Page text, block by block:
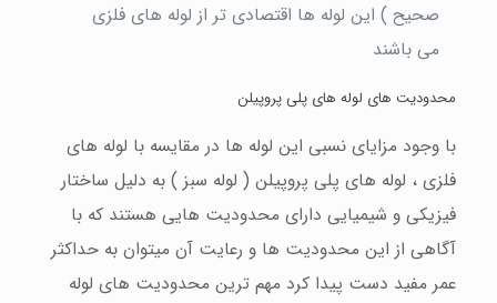
صحیح ) این لوله ها اقتصادی تر از لوله های فلزی
می باشند
محدودیت های لوله های پلی پروپیلن
با وجود مزایای نسبی این لوله ها در مقایسه با لوله های
فلزی ، لوله های پلی پروپیلن ( لوله سبز ) به دلیل ساختار
فیزیکی و شیمیایی دارای محدودیت هایی هستند که با
آگاهی از این محدودیت ها و رعایت آن میتوان به حداکثر
عمر مفید دست پیدا کرد مهم ترین محدودیت های لوله